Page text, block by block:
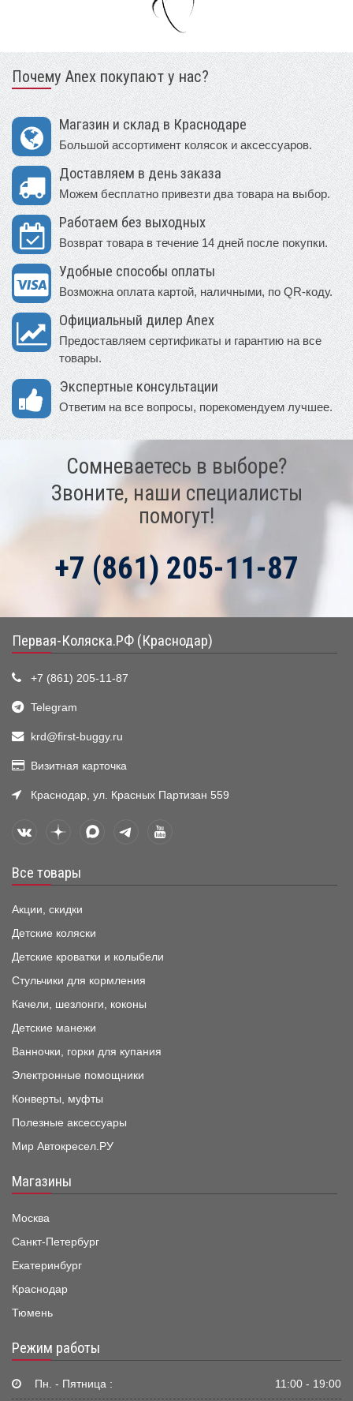
Почему Anex покупают у нас?
Магазин и склад в Краснодаре
Большой ассортимент колясок и аксессуаров.
Доставляем в день заказа
Можем бесплатно привезти два товара на выбор.
Работаем без выходных
Возврат товара в течение 14 дней после покупки.
Удобные способы оплаты
Возможна оплата картой, наличными, по QR-коду.
Официальный дилер Anex
Предоставляем сертификаты и гарантию на все
товары.
Экспертные консультации
Ответим на все вопросы, порекомендуем лучшее.
Сомневаетесь в выборе?
Звоните, наши специалисты
помогут!
+7 (861) 205-11-87
Первая-Коляска.РФ (Краснодар)
+7 (861) 205-11-87
Telegram
krd@first-buggy.ru
Визитная карточка
Краснодар, ул. Красных Партизан 559
Все товары
Акции, скидки
Детские коляски
Детские кроватки и колыбели
Стульчики для кормления
Качели, шезлонги, коконы
Детские манежи
Ванночки, горки для купания
Электронные помощники
Конверты, муфты
Полезные аксессуары
Мир Автокресел.РУ
Магазины
Москва
Санкт-Петербург
Екатеринбург
Краснодар
Тюмень
Режим работы
Пн. - Пятница : 11:00 - 19:00